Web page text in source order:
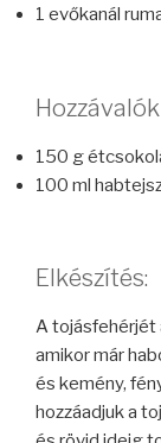
1 evőkanál
150 g
100 ml
Elkészítés:
A tojásfehérjét
amikor már
és kemény,
hozzáadjuk a